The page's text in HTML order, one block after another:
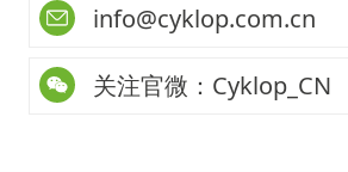
info@cyklop.com.cn
关注官微：Cyklop_CN